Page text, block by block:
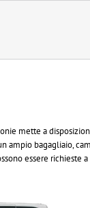
mette a
ampio bagagliaio,
essere richieste a